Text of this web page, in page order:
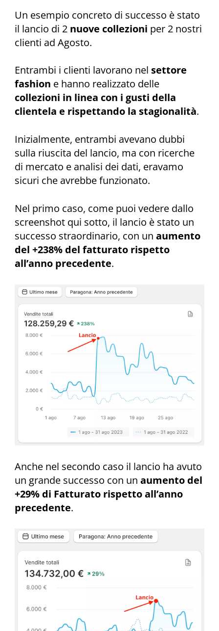
Un esempio concreto di successo è stato
il lancio di 2 nuove collezioni per 2 nostri
clienti ad Agosto.
Entrambi i clienti lavorano nel settore
fashion e hanno realizzato delle
collezioni in linea con i gusti della
clientela e rispettando la stagionalità.
Inizialmente, entrambi avevano dubbi
sulla riuscita del lancio, ma con ricerche
di mercato e analisi dei dati, eravamo
sicuri che avrebbe funzionato.
Nel primo caso, come puoi vedere dallo
screenshot qui sotto, il lancio è stato un
successo straordinario, con un aumento
del +238% del fatturato rispetto
all’anno precedente.
Anche nel secondo caso il lancio ha avuto
un grande successo con un aumento del
+29% di Fatturato rispetto all’anno
precedente.